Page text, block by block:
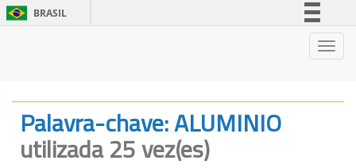
BRASIL
Legislação
Palavra-chave: ALUMINIO
utilizada 25 vez(es)